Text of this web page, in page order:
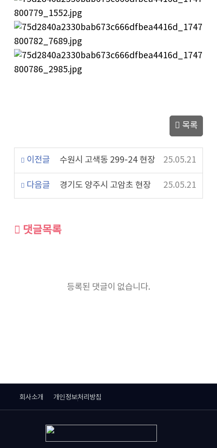
목록
이전글 수원시 고색동 299-24 현장 25.05.21
다음글 경기도 양주시 고암초 현장 25.05.21
댓글목록
등록된 댓글이 없습니다.
회사소개 개인정보처리방침